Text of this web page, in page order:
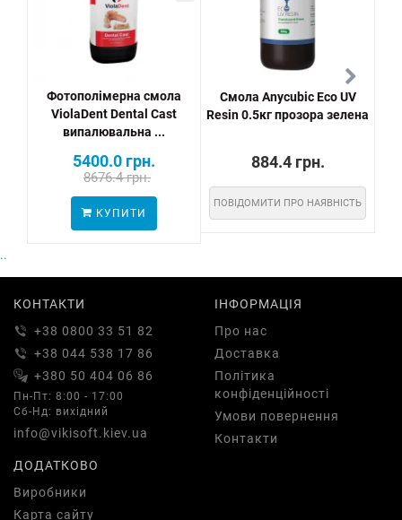
Фотополімерна смола
ViolaDent Dental Cast
випалювальна ...
5400.0 грн.
8676.4 грн.
КУПИТИ
Смола Anycubic Eco UV
Resin 0.5кг прозора зелена
884.4 грн.
ПОВІДОМИТИ ПРО НАЯВНІСТЬ
..
КОНТАКТИ
+38 0800 33 51 82
+38 044 538 17 86
+380 50 404 06 86
Пн-Пт: 8:00 - 17:00
Сб-Нд: вихідний
info@vikisoft.kiev.ua
ІНФОРМАЦІЯ
Про нас
Доставка
Політика
конфіденційності
Умови повернення
Контакти
ДОДАТКОВО
Виробники
Карта сайту